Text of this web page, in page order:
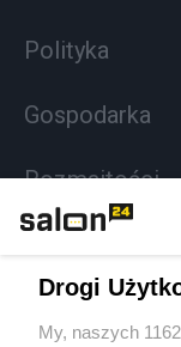
Polityka
Gospodarka
Rozmaitości
Sport
Drogi
My, naszych